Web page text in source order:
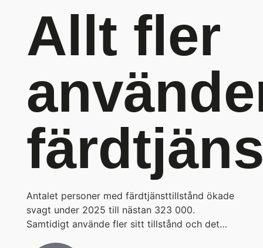
Allt fler
Antalet personer med färdtjänsttillstånd ökade
svagt under 2025 till nästan 323 000.
Samtidigt använde fler sitt tillstånd och det…